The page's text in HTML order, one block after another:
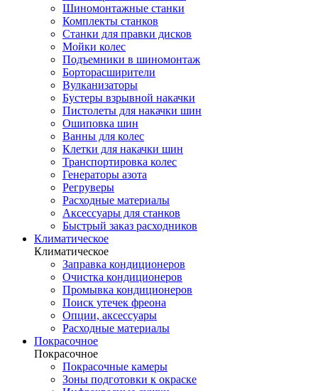
Шиномонтажные станки
Комплекты станков
Станки для правки дисков
Мойки колес
Подъемники в шиномонтаж
Борторасширители
Вулканизаторы
Бустеры взрывной накачки
Пистолеты для накачки шин
Ошиповка шин
Ванны для колес
Клетки для накачки шин
Транспортировка колес
Генераторы азота
Регруверы
Расходные материалы
Аксессуары для станков
Быстрый заказ расходников
Климатическое
Климатическое
Заправка кондиционеров
Очистка кондиционеров
Промывка кондиционеров
Поиск утечек фреона
Опции, аксессуары
Расходные материалы
Покрасочное
Покрасочное
Покрасочные камеры
Зоны подготовки к окраске